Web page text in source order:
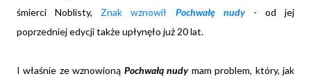
śmierci Noblisty, Znak wznowił Pochwałę nudy- od jej
poprzedniej edycji także upłynęło już 20 lat.
I właśnie ze wznowioną Pochwałą nudymam problem, który, jak